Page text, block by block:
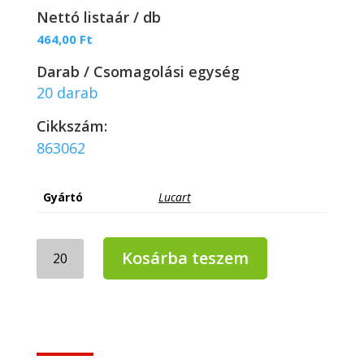
Nettó listaár / db
464,00 Ft
Darab / Csomagolási egység
20 darab
Cikkszám:
863062
Gyártó Lucart
ECO
V
kétrétegű,
Kosárba teszem